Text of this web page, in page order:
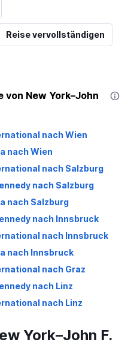
Reise vervollständigen
New York–John
nach Wien
nach Wien
nach Salzburg
nach Salzburg
nach Salzburg
nach Innsbruck
nach Innsbruck
nach Innsbruck
nach Graz
nach Linz
nach Linz
nach Graz
York–John F.